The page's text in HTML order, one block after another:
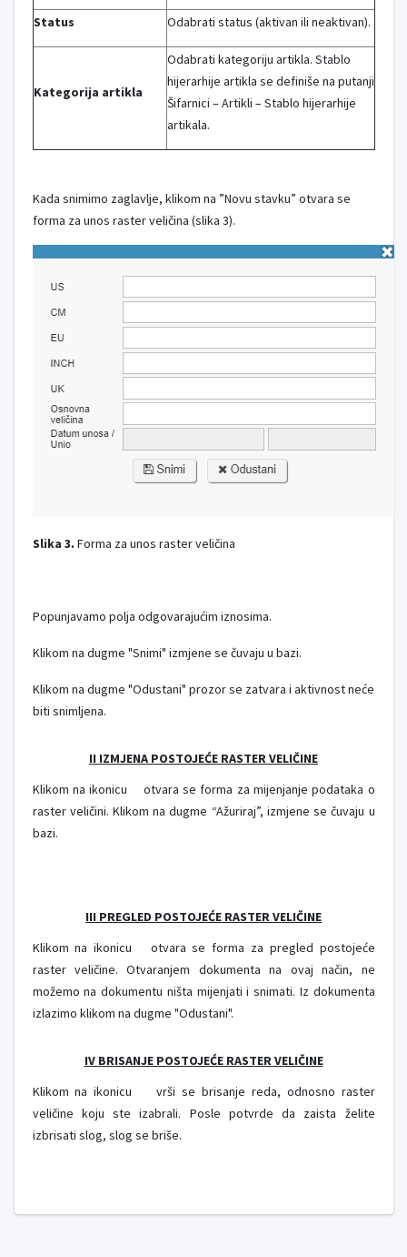
Status Odabrati status (aktivan ili neaktivan).
Kategorija artikla
Odabrati kategoriju artikla. Stablo
hijerarhije artikla se definiše na putanji
Šifarnici – Artikli – Stablo hijerarhije
artikala.
Kada snimimo zaglavlje, klikom na ”Novu stavku” otvara se
forma za unos raster veličina (slika 3).
Slika 3. Forma za unos raster veličina
Popunjavamo polja odgovarajućim iznosima.
Klikom na dugme "Snimi" izmjene se čuvaju u bazi.
Klikom na dugme "Odustani" prozor se zatvara i aktivnost neće
biti snimljena.
II IZMJENA POSTOJEĆE RASTER VELIČINE
Klikom na ikonicu
otvara se forma za mijenjanje podataka o
raster veličini. Klikom na dugme “Ažuriraj”, izmjene se čuvaju u
bazi.
III PREGLED POSTOJEĆE RASTER VELIČINE
Klikom na ikonicu
otvara se forma za pregled postojeće
raster veličine. Otvaranjem dokumenta na ovaj način, ne
možemo na dokumentu ništa mijenjati i snimati. Iz dokumenta
izlazimo klikom na dugme "Odustani".
IV BRISANJE POSTOJEĆE RASTER VELIČINE
Klikom na ikonicu
vrši se brisanje reda, odnosno raster
veličine koju ste izabrali. Posle potvrde da zaista želite
izbrisati slog, slog se briše.